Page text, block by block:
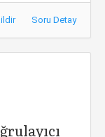
Soru Detay